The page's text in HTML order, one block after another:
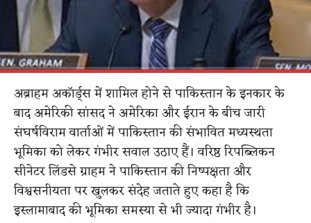
अब्राहम अकॉर्ड्स में शामिल होने से पाकिस्तान के इनकार के
बाद अमेरिकी सांसद ने अमेरिका और ईरान के बीच जारी
संघर्षविराम वार्ताओं में पाकिस्तान की संभावित मध्यस्थता
भूमिका को लेकर गंभीर सवाल उठाए हैं। वरिष्ठ रिपब्लिकन
सीनेटर लिंडसे ग्राहम ने पाकिस्तान की निष्पक्षता और
विश्वसनीयता पर खुलकर संदेह जताते हुए कहा है कि
इस्लामाबाद की भूमिका समस्या से भी ज्यादा गंभीर है।